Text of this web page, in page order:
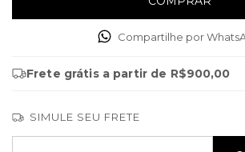
Compartilhe por
Frete grátis a partir de R$900,00
SIMULE SEU FRETE
Entregas para o CEP: